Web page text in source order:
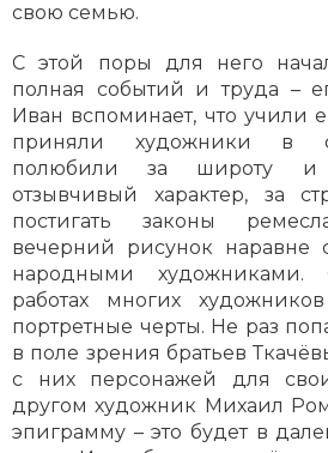
свою семью.
С этой поры для него
полная событий и труда –
Иван вспоминает, что учили
приняли художники в
полюбили за широту и
отзывчивый характер, за
постигать законы
вечерний рисунок наравне
народными художниками.
работах многих
портретные черты. Не раз
в поле зрения братьев
с них персонажей для
другом художник Михаил
эпиграмму – это будет в